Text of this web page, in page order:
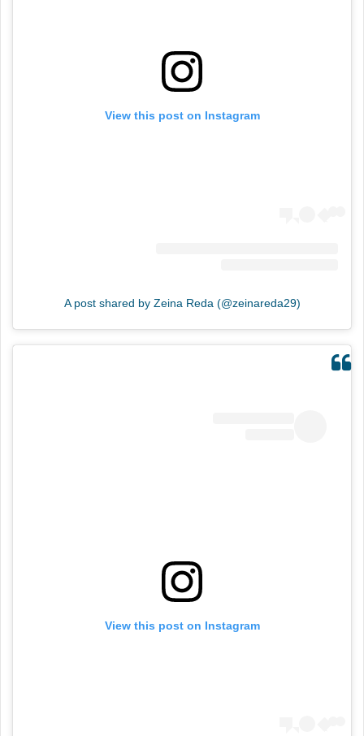
View this post on Instagram
A post shared by Zeina Reda (@zeinareda29)
View this post on Instagram